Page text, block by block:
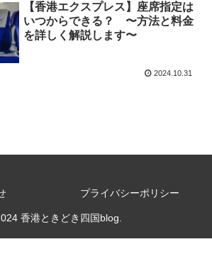
【香港エクスプレス】座席指定は
いつからできる？ 〜方法と料金
を詳しく解説します〜
2024.10.31
プライバシーポリシー
香港ときどき四国blog.